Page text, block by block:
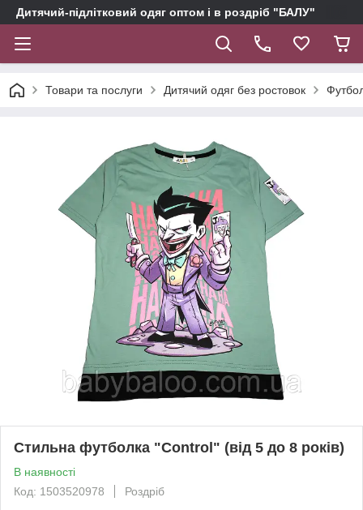
Дитячий-підлітковий одяг оптом і в роздріб "БАЛУ"
Товари та послуги Дитячий одяг без ростовок
Стильна футболка "Control" (від 5 до 8 років)
В наявності
Код: 1503520978
Роздріб